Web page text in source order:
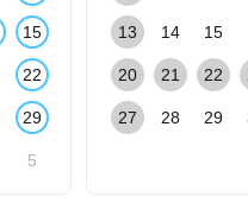
15
22
29
5
13 14 15
20 21 22
27 28 29